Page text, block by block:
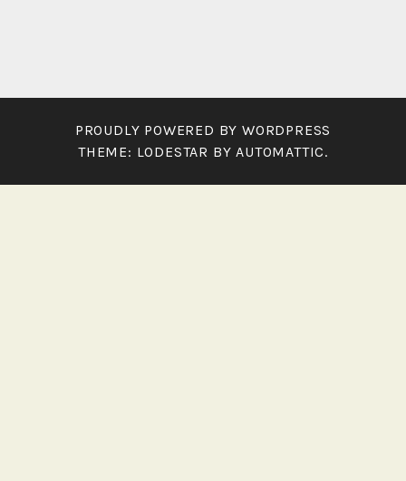
PROUDLY POWERED BY WORDPRESS
THEME: LODESTAR BYAUTOMATTIC.